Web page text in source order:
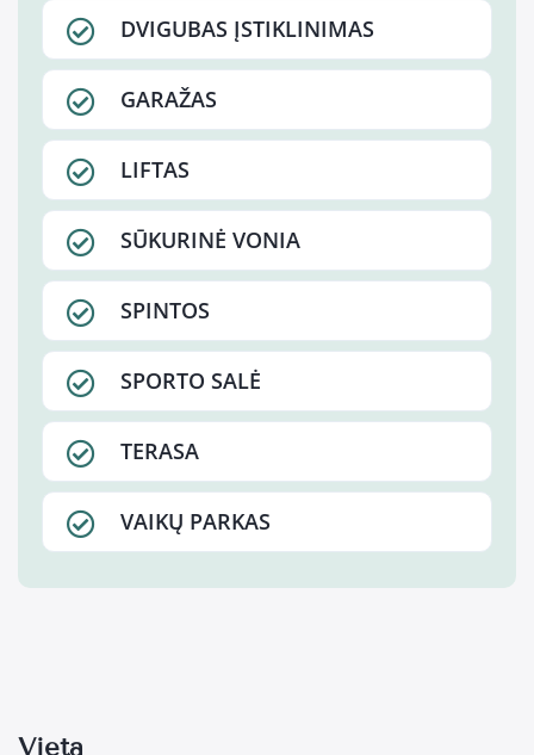
DVIGUBAS ĮSTIKLINIMAS
GARAŽAS
LIFTAS
SŪKURINĖ VONIA
SPINTOS
SPORTO SALĖ
TERASA
VAIKŲ PARKAS
Vieta